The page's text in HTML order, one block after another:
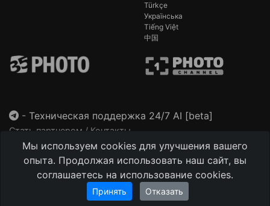
Мы используем cookies для улучшения вашего
опыта. Продолжая использовать наш сайт, вы
соглашаетесь на использование cookies.
Принять Отказать
Türkçe
Українська
Tiếng Việt
中国
- Техническая поддержка 24/7 AI [beta]
Стать партнером / Контакты
This site is protected by reCAPTCHA and the GooglePrivacy Policyand
Terms of Service